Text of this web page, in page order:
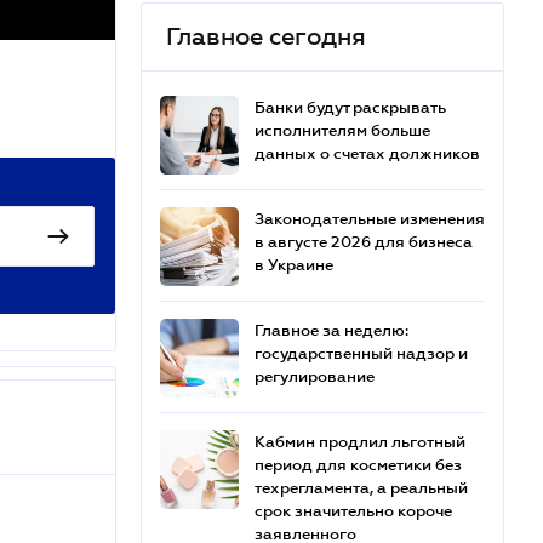
Главное сегодня
Банки будут раскрывать
исполнителям больше
данных о счетах должников
Законодательные изменения
в августе 2026 для бизнеса
в Украине
Главное за неделю:
государственный надзор и
регулирование
Кабмин продлил льготный
период для косметики без
техрегламента, а реальный
срок значительно короче
заявленного